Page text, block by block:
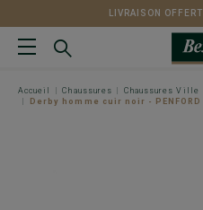
LIVRAISON
Accueil Chaussures Chaussures Ville
Derby homme cuir noir - PENFORD